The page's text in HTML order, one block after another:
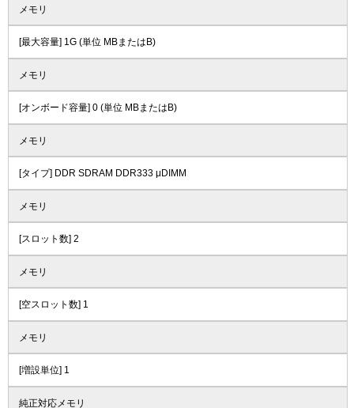
メモリ
[最大容量] 1G (単位 MBまたはB)
メモリ
[オンボード容量] 0 (単位 MBまたはB)
メモリ
[タイプ] DDR SDRAM DDR333 μDIMM
メモリ
[スロット数] 2
メモリ
[空スロット数] 1
メモリ
[増設単位] 1
純正対応メモリ